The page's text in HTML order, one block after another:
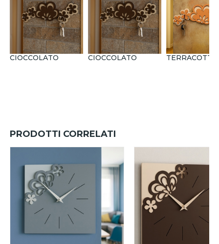
CIOCCOLATO CIOCCOLATO TERRACOTTA
PRODOTTI CORRELATI